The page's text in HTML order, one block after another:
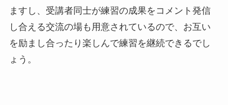
ますし、受講者同士が練習の成果をコメント発信
し合える交流の場も用意されているので、お互い
を励まし合ったり楽しんで練習を継続できるでし
ょう。